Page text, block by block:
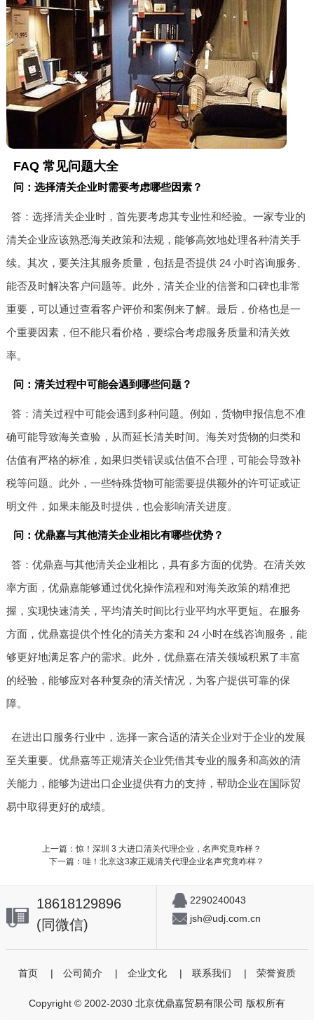
FAQ 常见问题大全
问：选择清关企业时需要考虑哪些因素？
答：选择清关企业时，首先要考虑其专业性和经验。一家专业的
清关企业应该熟悉海关政策和法规，能够高效地处理各种清关手
续。其次，要关注其服务质量，包括是否提供 24 小时咨询服务、
能否及时解决客户问题等。此外，清关企业的信誉和口碑也非常
重要，可以通过查看客户评价和案例来了解。最后，价格也是一
个重要因素，但不能只看价格，要综合考虑服务质量和清关效
率。
问：清关过程中可能会遇到哪些问题？
答：清关过程中可能会遇到多种问题。例如，货物申报信息不准
确可能导致海关查验，从而延长清关时间。海关对货物的归类和
估值有严格的标准，如果归类错误或估值不合理，可能会导致补
税等问题。此外，一些特殊货物可能需要提供额外的许可证或证
明文件，如果未能及时提供，也会影响清关进度。
问：优鼎嘉与其他清关企业相比有哪些优势？
答：优鼎嘉与其他清关企业相比，具有多方面的优势。在清关效
率方面，优鼎嘉能够通过优化操作流程和对海关政策的精准把
握，实现快速清关，平均清关时间比行业平均水平更短。在服务
方面，优鼎嘉提供个性化的清关方案和 24 小时在线咨询服务，能
够更好地满足客户的需求。此外，优鼎嘉在清关领域积累了丰富
的经验，能够应对各种复杂的清关情况，为客户提供可靠的保
障。
在进出口服务行业中，选择一家合适的清关企业对于企业的发展
至关重要。优鼎嘉等正规清关企业凭借其专业的服务和高效的清
关能力，能够为进出口企业提供有力的支持，帮助企业在国际贸
易中取得更好的成绩。
上一篇：惊！深圳 3 大进口清关代理企业，名声究竟咋样？
下一篇：哇！北京这3家正规清关代理企业名声究竟咋样？
18618129896
(同微信)
2290240043
jsh@udj.com.cn
首页 | 公司简介 | 企业文化 | 联系我们 | 荣誉资质
Copyright © 2002-2030 北京优鼎嘉贸易有限公司 版权所有